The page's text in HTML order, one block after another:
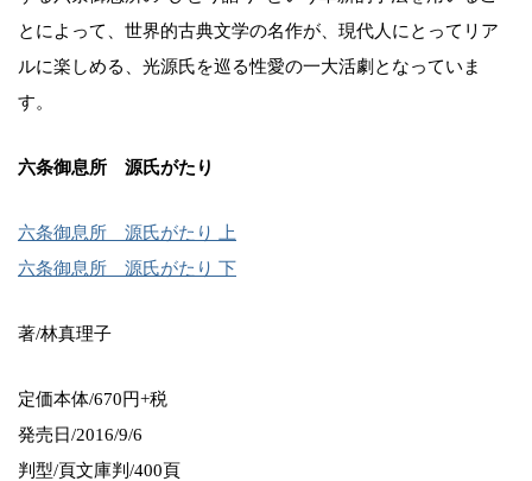
とによって、世界的古典文学の名作が、現代人にとってリア
ルに楽しめる、光源氏を巡る性愛の一大活劇となっていま
す。
六条御息所 源氏がたり
六条御息所 源氏がたり 上
六条御息所 源氏がたり 下
著/林真理子
定価本体/670円+税
発売日/2016/9/6
判型/頁文庫判/400頁